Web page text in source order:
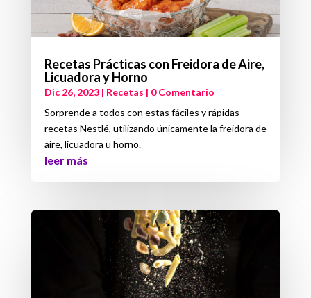
Recetas Prácticas con Freidora de Aire,
Licuadora y Horno
Dic 26, 2023| Recetas | 0 Comentario
Sorprende a todos con estas fáciles y rápidas
recetas Nestlé, utilizando únicamente la freidora de
aire, licuadora u horno.
leer más